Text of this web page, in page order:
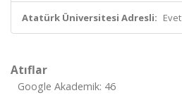
Atatürk Üniversitesi Adresli: Evet
Atıflar
Google Akademik: 46